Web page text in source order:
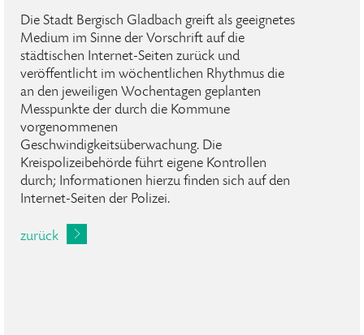
Die Stadt Bergisch Gladbach greift als geeignetes
Medium im Sinne der Vorschrift auf die
städtischen Internet-Seiten zurück und
veröffentlicht im wöchentlichen Rhythmus die
an den jeweiligen Wochentagen geplanten
Messpunkte der durch die Kommune
vorgenommenen
Geschwindigkeitsüberwachung. Die
Kreispolizeibehörde führt eigene Kontrollen
durch; Informationen hierzu finden sich auf den
Internet-Seiten der Polizei.
zurück